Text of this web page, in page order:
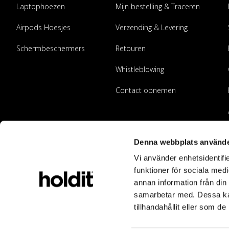
Denna webbplats
Vi använder
funktioner för sociala
annan information från
samarbetar med. Dessa
tillhandahållit eller som
Laptophoezen
Airpods Hoesjes
Schermbeschermers
Mijn bestelling & Traceren
Verzending & Levering
Retouren
Whistleblowing
Contact opnemen